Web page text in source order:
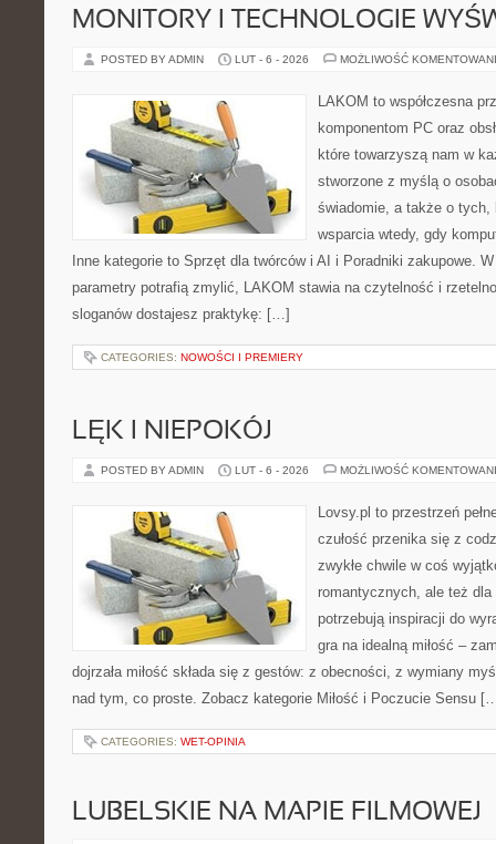
MONITORY I TECHNOLOGIE
POSTED BY ADMIN LUT - 6 - 2026 MOŻLIWOŚĆ
LAKOM to współczesna
komponentom PC oraz
które towarzyszą nam w
stworzone z myślą o
świadomie, a także o tych,
wsparcia wtedy, gdy
Inne kategorie to Sprzęt dla twórców i AI i Poradniki zakupowe.
parametry potrafią zmylić, LAKOM stawia na czytelność i
sloganów dostajesz praktykę: […]
CATEGORIES: NOWOŚCI I PREMIERY
LĘK I NIEPOKÓJ
POSTED BY ADMIN LUT - 6 - 2026 MOŻLIWOŚĆ
Lovsy.pl to przestrzeń
czułość przenika się z
zwykłe chwile w coś
romantycznych, ale też
potrzebują inspiracji do
gra na idealną miłość –
dojrzała miłość składa się z gestów: z obecności, z wymiany
nad tym, co proste. Zobacz kategorie Miłość i Poczucie Sensu
CATEGORIES: WET-OPINIA
LUBELSKIE NA MAPIE FILMOWEJ